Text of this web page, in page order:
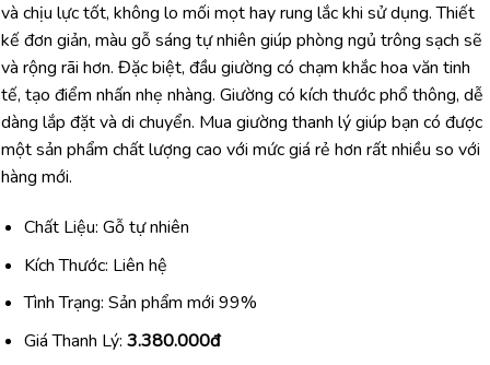
và chịu lực tốt, không lo mối mọt hay rung lắc khi sử dụng. Thiết
kế đơn giản, màu gỗ sáng tự nhiên giúp phòng ngủ trông sạch sẽ
và rộng rãi hơn. Đặc biệt, đầu giường có chạm khắc hoa văn tinh
tế, tạo điểm nhấn nhẹ nhàng. Giường có kích thước phổ thông, dễ
dàng lắp đặt và di chuyển. Mua giường thanh lý giúp bạn có được
một sản phẩm chất lượng cao với mức giá rẻ hơn rất nhiều so với
hàng mới.
Chất Liệu: Gỗ tự nhiên
Kích Thước: Liên hệ
Tình Trạng: Sản phẩm mới 99%
Giá Thanh Lý: 3.380.000đ